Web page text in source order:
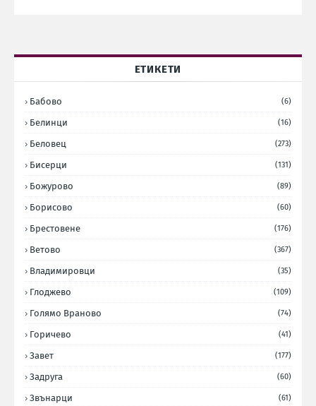
ЕТИКЕТИ
Бабово (6)
Белинци (16)
Беловец (273)
Бисерци (131)
Божурово (89)
Борисово (60)
Брестовене (176)
Ветово (367)
Владимировци (35)
Глоджево (109)
Голямо Враново (74)
Горичево (41)
Завет (177)
Задруга (60)
Звънарци (61)